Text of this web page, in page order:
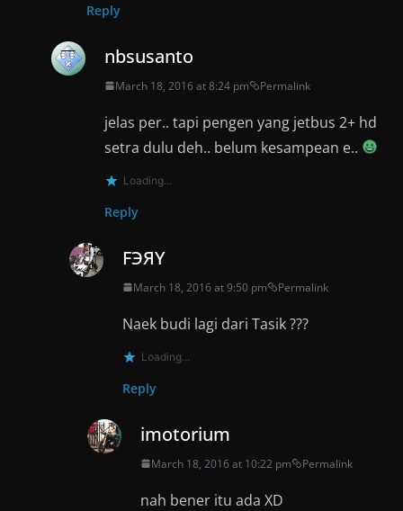
Reply
nbsusanto
March 18, 2016 at 8:24 pm Permalink
jelas per.. tapi pengen yang jetbus 2+ hd
setra dulu deh.. belum kesampean e..
Loading...
Reply
FЭЯY
March 18, 2016 at 9:50 pm Permalink
Naek budi lagi dari Tasik ???
Loading...
Reply
imotorium
March 18, 2016 at 10:22 pm Permalink
nah bener itu ada XD